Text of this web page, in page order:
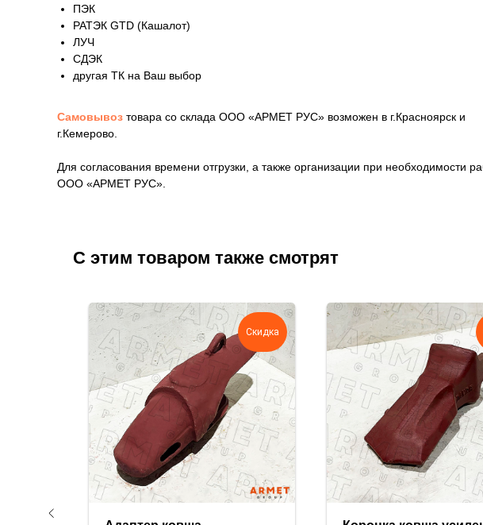
ПЭК
РАТЭК GTD (Кашалот)
ЛУЧ
СДЭК
другая ТК на Ваш выбор
Самовывоз товара со склада ООО «АРМЕТ РУС» возможен в г.Красноярск и
г.Кемерово.
Для согласования времени отгрузки, а также организации при
ООО «АРМЕТ РУС».
С этим товаром также смотрят
Скидка